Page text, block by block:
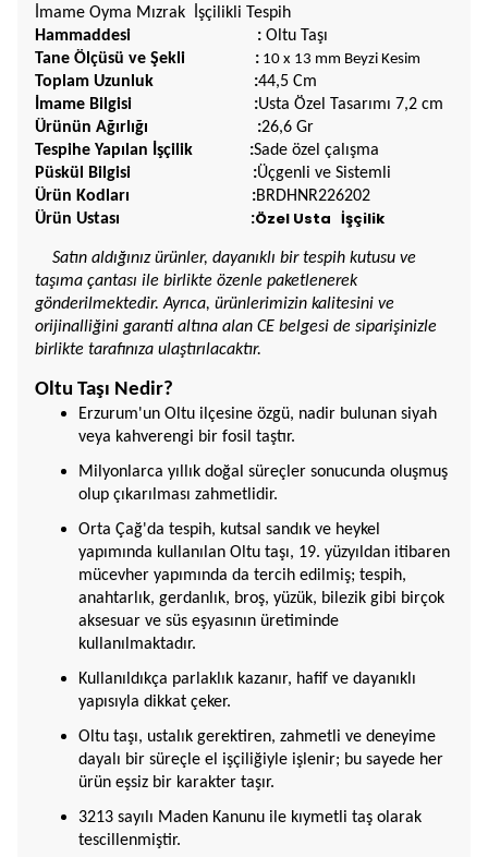
İmame Oyma Mızrak İşçilikli Tespih
Hammaddesi : Oltu Taşı
Tane Ölçüsü ve Şekli : 10 x 13 mm Beyzi Kesim
Toplam Uzunluk :44,5 Cm
İmame Bilgisi :Usta Özel Tasarımı 7,2 cm
Ürünün Ağırlığı :26,6 Gr
Tespihe Yapılan İşçilik :Sade özel çalışma
Püskül Bilgisi :Üçgenli ve Sistemli
Ürün Kodları :BRDHNR226202
Ürün Ustası :Özel Usta İşçilik
Satın aldığınız ürünler, dayanıklı bir tespih kutusu ve
taşıma çantası ile birlikte özenle paketlenerek
gönderilmektedir. Ayrıca, ürünlerimizin kalitesini ve
orijinalliğini garanti altına alan CE belgesi de siparişinizle
birlikte tarafınıza ulaştırılacaktır.
Oltu Taşı Nedir?
Erzurum'un Oltu ilçesine özgü, nadir bulunan siyah
veya kahverengi bir fosil taştır.
Milyonlarca yıllık doğal süreçler sonucunda oluşmuş
olup çıkarılması zahmetlidir.
Orta Çağ'da tespih, kutsal sandık ve heykel
yapımında kullanılan Oltu taşı, 19. yüzyıldan itibaren
mücevher yapımında da tercih edilmiş; tespih,
anahtarlık, gerdanlık, broş, yüzük, bilezik gibi birçok
aksesuar ve süs eşyasının üretiminde
kullanılmaktadır.
Kullanıldıkça parlaklık kazanır, hafif ve dayanıklı
yapısıyla dikkat çeker.
Oltu taşı, ustalık gerektiren, zahmetli ve deneyime
dayalı bir süreçle el işçiliğiyle işlenir; bu sayede her
ürün eşsiz bir karakter taşır.
3213 sayılı Maden Kanunu ile kıymetli taş olarak
tescillenmiştir.